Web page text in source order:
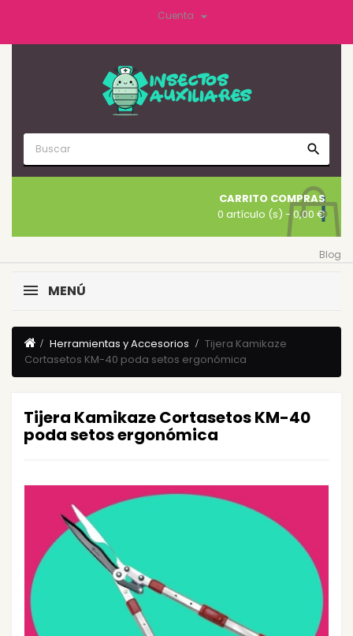
Cuenta 
search
CARRITO COMPRAS
0 artículo (s) - 0,00 €
Blog
MENÚ
Herramientas y Accesorios
Tijera Kamikaze
Cortasetos KM-40 poda setos ergonómica
Tijera Kamikaze Cortasetos KM-40
poda setos ergonómica